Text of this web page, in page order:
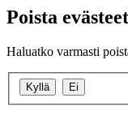
Poista evästeet
Haluatko varmasti